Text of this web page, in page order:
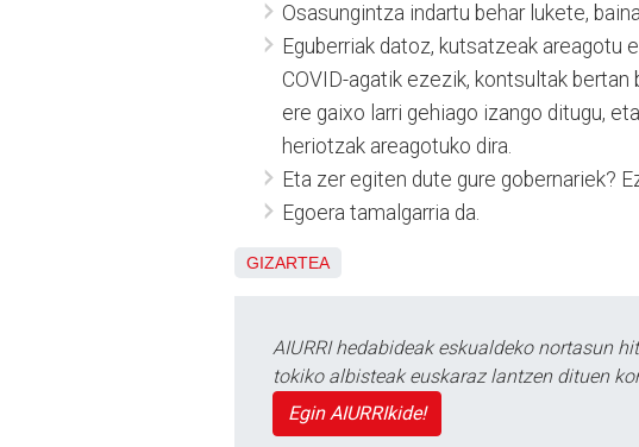
Osasungintza indartu behar lukete,
Eguberriak datoz, kutsatzeak areagotu
COVID-agatik ezezik, kontsultak
ere gaixo larri gehiago izango ditugu,
heriotzak areagotuko dira.
Eta zer egiten dute gure gobernariek?
Egoera tamalgarria da.
GIZARTEA
AIURRI hedabideak eskualdeko nortasun
tokiko albisteak euskaraz lantzen dituen
Egin AIURRIkide!